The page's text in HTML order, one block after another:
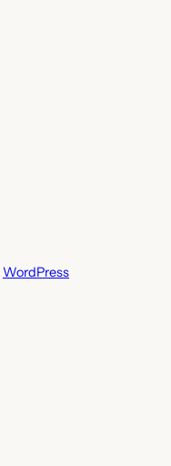
WordPress